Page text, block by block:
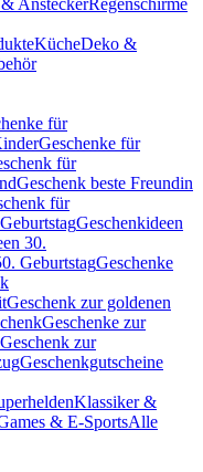
AnsteckerRegenschirme
KücheDeko &
für
Geschenke für
für
Geschenk beste Freundin
für
Geschenkideen
30.
GeburtstagGeschenke
Geschenk zur goldenen
Geschenke zur
Geschenk zur
Geschenkgutscheine
Klassiker &
& E-SportsAlle